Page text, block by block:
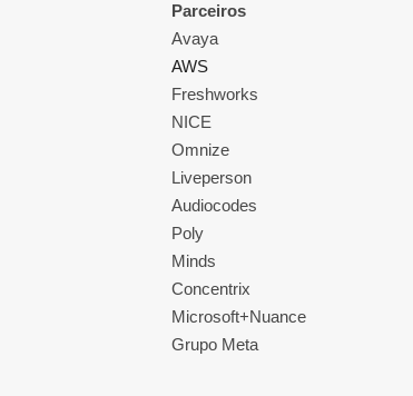
Parceiros
Avaya
AWS
Freshworks
NICE
Omnize
Liveperson
Audiocodes
Poly
Minds
Concentrix
Microsoft+Nuance
Grupo Meta